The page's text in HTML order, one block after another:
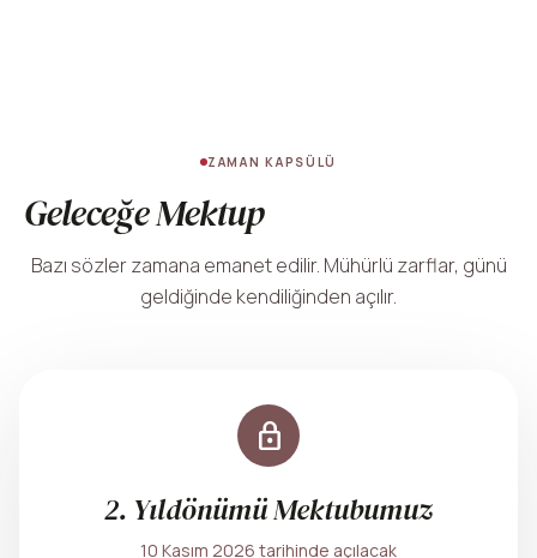
ZAMAN KAPSÜLÜ
Geleceğe Mektup
Bazı sözler zamana emanet edilir. Mühürlü zarflar, günü
geldiğinde kendiliğinden açılır.
lock
2. Yıldönümü Mektubumuz
10 Kasım 2026 tarihinde açılacak